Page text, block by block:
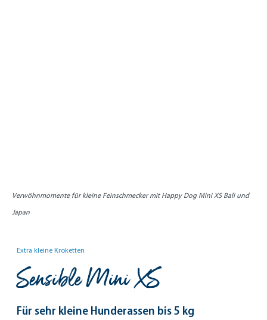
Verwöhnmomente für kleine Feinschmecker mit Happy Dog Mini XS Bali und
Japan
Extra kleine Kroketten
Sensible Mini XS
Für sehr kleine Hunderassen bis 5 kg